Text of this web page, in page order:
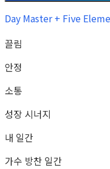
Day Master + Five
끌림
안정
소통
성장 시너지
내 일간
가수 방찬 일간